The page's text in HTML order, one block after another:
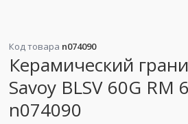
Код товара n074090
Керамический
Savoy BLSV 60G
n074090